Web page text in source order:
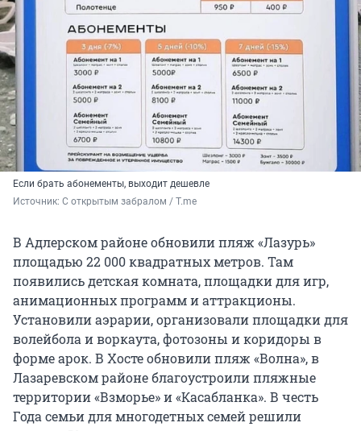
Если брать абонементы, выходит дешевле
Источник: С открытым забралом / T.me
В Адлерском районе обновили пляж «Лазурь»
площадью 22 000 квадратных метров. Там
появились детская комната, площадки для игр,
анимационных программ и аттракционы.
Установили аэрарии, организовали площадки для
волейбола и воркаута, фотозоны и коридоры в
форме арок. В Хосте обновили пляж «Волна», в
Лазаревском районе благоустроили пляжные
территории «Взморье» и «Касабланка». В честь
Года семьи для многодетных семей решили